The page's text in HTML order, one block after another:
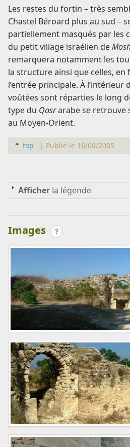
Les restes du fortin – très
Chastel Béroard plus au sud –
partiellement masqués par les
du petit village israélien de
remarquera notamment les
la structure ainsi que celles, en
l’entrée principale. À l’intérieur
voûtées sont réparties le long
type du Qasrarabe se retrouve
au Moyen-Orient.
top | Publié le 16/08/2005
Afficher la légende
Images ?